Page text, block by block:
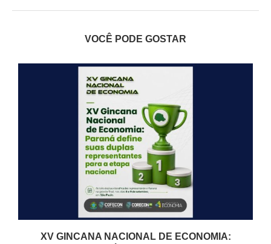
VOCÊ PODE GOSTAR
XV GINCANA NACIONAL DE ECONOMIA: